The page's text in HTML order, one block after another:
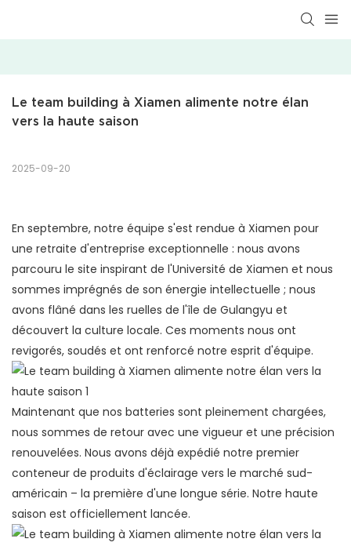
Le team building à Xiamen alimente notre élan
vers la haute saison
2025-09-20
En septembre, notre équipe s'est rendue à Xiamen pour
une retraite d'entreprise exceptionnelle : nous avons
parcouru le site inspirant de l'Université de Xiamen et nous
sommes imprégnés de son énergie intellectuelle ; nous
avons flâné dans les ruelles de l'île de Gulangyu et
découvert la culture locale. Ces moments nous ont
revigorés, soudés et ont renforcé notre esprit d'équipe.
Maintenant que nos batteries sont pleinement chargées,
nous sommes de retour avec une vigueur et une précision
renouvelées. Nous avons déjà expédié notre premier
conteneur de produits d'éclairage vers le marché sud-
américain – la première d'une longue série. Notre haute
saison est officiellement lancée.